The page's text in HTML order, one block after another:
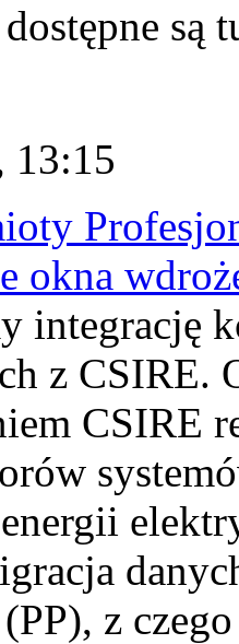
są
13:15
okna
integrację
z CSIRE.
CSIRE
z